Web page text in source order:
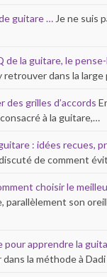
guitare … Je ne suis
de la guitare, le
retrouver dans la large
des grilles d’accords
à la guitare,…
: idées recues,
de comment
choisir le
parallèlement son
pour apprendre la
dans la méthode à